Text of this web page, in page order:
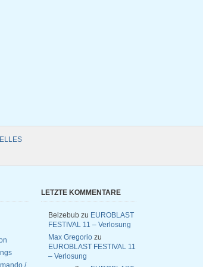
/
LETZTE KOMMENTARE
Belzebub zu EUROBLAST
FESTIVAL 11 – Verlosung
Max Gregorio zu
EUROBLAST FESTIVAL 11
– Verlosung